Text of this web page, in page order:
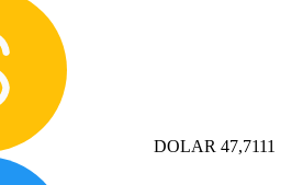
DOLAR 47,7111